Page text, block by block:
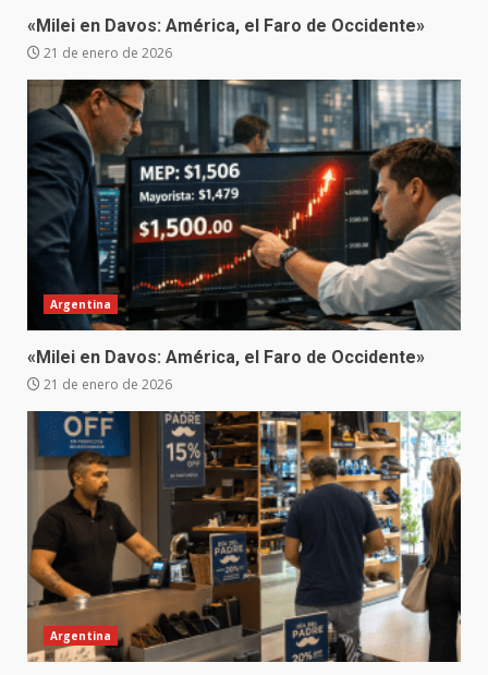
«Milei en Davos: América, el Faro de Occidente»
21 de enero de 2026
Argentina
«Milei en Davos: América, el Faro de Occidente»
21 de enero de 2026
Argentina